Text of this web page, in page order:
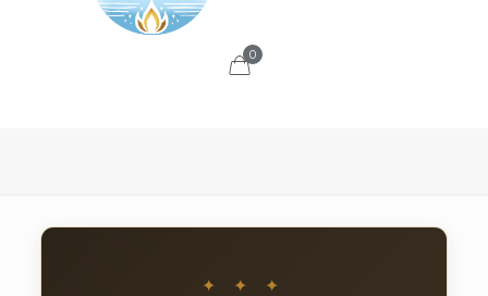
0
✦ ✦ ✦